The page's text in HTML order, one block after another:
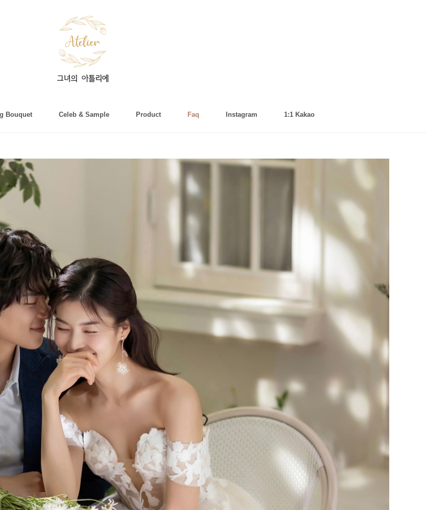
Bouquet Celeb & Sample Product Faq Instagram 1:1 Kakao